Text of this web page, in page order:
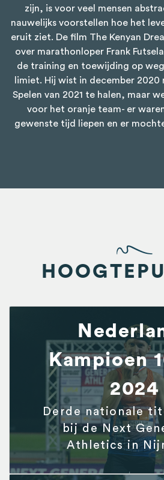
zijn, is voor veel mensen
nauwelijks voorstellen hoe het
eruit ziet. De film The Kenyan
over marathonloper Frank
de training en toewijding op
limiet. Hij wist in december
Spelen van 2021 te halen, maar
voor het oranje team- er
gewenste tijd liepen en er
Kampioen
2024
Derde nationale
bij de Next
Athletics in